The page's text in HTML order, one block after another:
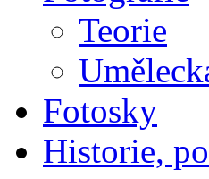
Teorie
Fotosky
Historie,